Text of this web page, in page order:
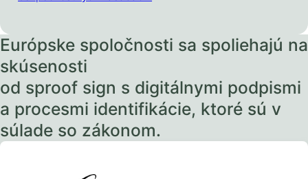
Európske spoločnosti sa spoliehajú na
skúsenosti
od sproof sign s digitálnymi podpismi
a procesmi identifikácie, ktoré sú v
súlade so zákonom.